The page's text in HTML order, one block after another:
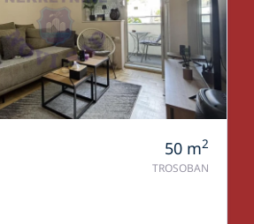
50 m2
TROSOBAN